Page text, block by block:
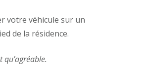
votre véhicule sur un
de la résidence.